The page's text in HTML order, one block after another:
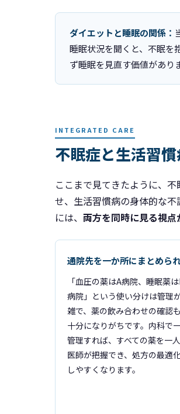
ダイエットと睡眠の関係：
睡眠状況を聞くと、不眠を
ず睡眠を見直す価値があり
INTEGRATED CARE
不眠症と生活習
ここまで見てきたように、
せ、生活習慣病の身体的な
には、 両方を同時に見る視点
通院先を一か所にまとめら
「血圧の薬はA病院、睡眠薬
病院」という使い分けは管理
雑で、薬の飲み合わせの確認
十分になりがちです。内科で
管理すれば、すべての薬を一
医師が把握でき、処方の最適
しやすくなります。